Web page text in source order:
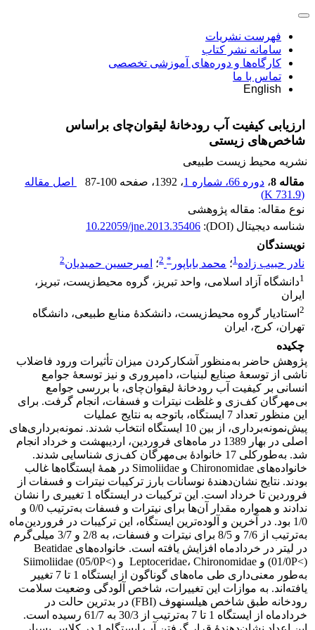
فهرست نشریات
سامانه نشر کتاب
کارگاه‌ها و دوره‌های آموزشی تخصصی
تماس با ما
English
ارزیابی کیفیت آب رودخانۀ لیقوان‌چای براساس
شاخص‌های زیستی
نشریه محیط زیست طبیعی
مقاله 8
، دوره 66، شماره 1 ، 1392 ، صفحه 87-100
اصل مقاله
(
731.9 K
)
نوع مقاله: مقاله پژوهشی
شناسه دیجیتال (DOI):
10.22059/jne.2013.35406
نویسندگان
نادر حبیب زاده1؛ محمد باباپور *
2؛ امیرحسین حمیدیان2
1دانشگاه آزاد اسلامی، واحد تبریز، گروه محیط‌زیست، تبریز،
ایران
2 استادیار گروه محیط‌زیست، دانشکدۀ منابع طبیعی، دانشگاه
تهران، کرج، ایران
چکیده
پژوهش حاضر به‌منظور آشکارکردن میزان تأثیرات ورود فاضلاب
ناشی از توسعۀ صنایع لبنیات، دامپروری و نیز توسعۀ جوامع
انسانی بر کیفیت آب رودخانۀ لیقوان‌چای، با بررسی جوامع
بی‌مهرگان کف‌زی و غلظت نیترات و فسفات، انجام گرفت. برای
این منظور تعداد 7 ایستگاه، باتوجه به نتایج عملیات
پیش‌نمونه‌برداری، از بین 10 ایستگاه انتخاب شدند. نمونه‌برداری‌های
اصلی در بهار 1389 در ماه‌های فروردین، اردیبهشت و خرداد انجام
شد. به‌طورکلی 17 خانوادۀ بی‌مهرگان کف‌زی شناسایی شدند.
خانواده‌های Chironomidae و Simoliidae در همۀ ایستگاه‌ها غالب
بودند. نتایج نشان‌دهندۀ نوسانات بارز ترکیبات نیترات و فسفات از
فروردین تا خرداد است. این ترکیبات در ایستگاه 1 تغییری را نشان
ندادند و همواره مقدار آن‌ها برای نیترات و فسفات به‌ترتیب 0/0 و
1/0 بود. در آخرین و آلوده‌ترین ایستگاه، این ترکیبات در فروردین‌ماه
به‌ترتیب از 7/6 و 8/5 برای نیترات و فسفات، به 2/8 و 3/7 میلی‌گرم
در لیتر در خرداد‌ماه افزایش یافته است. خانواده‌های Beatidae
(01/0P<) و Leptoceridae، Chironomidae و Siimoliidae (05/0P<)
به‌طور معنی‌داری طی ماه‌های گوناگون از ایستگاه 1 تا 7 تغییر
یافته‌ا‌‌‌‌ند. به موازات این تغییرات، شاخص آلودگی وضعیت سلامت
رودخانه طبق شاخص هیلسنهوف (FBI) در بدترین حالت در
خرداد‌ماه از ایستگاه 1 تا 7 به‌ترتیب از 30/3 به 61/7 رسیده است.